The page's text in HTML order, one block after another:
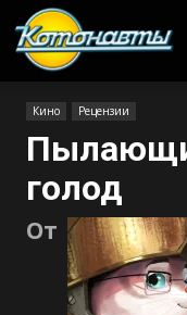
Кино Рецензии
голод
От